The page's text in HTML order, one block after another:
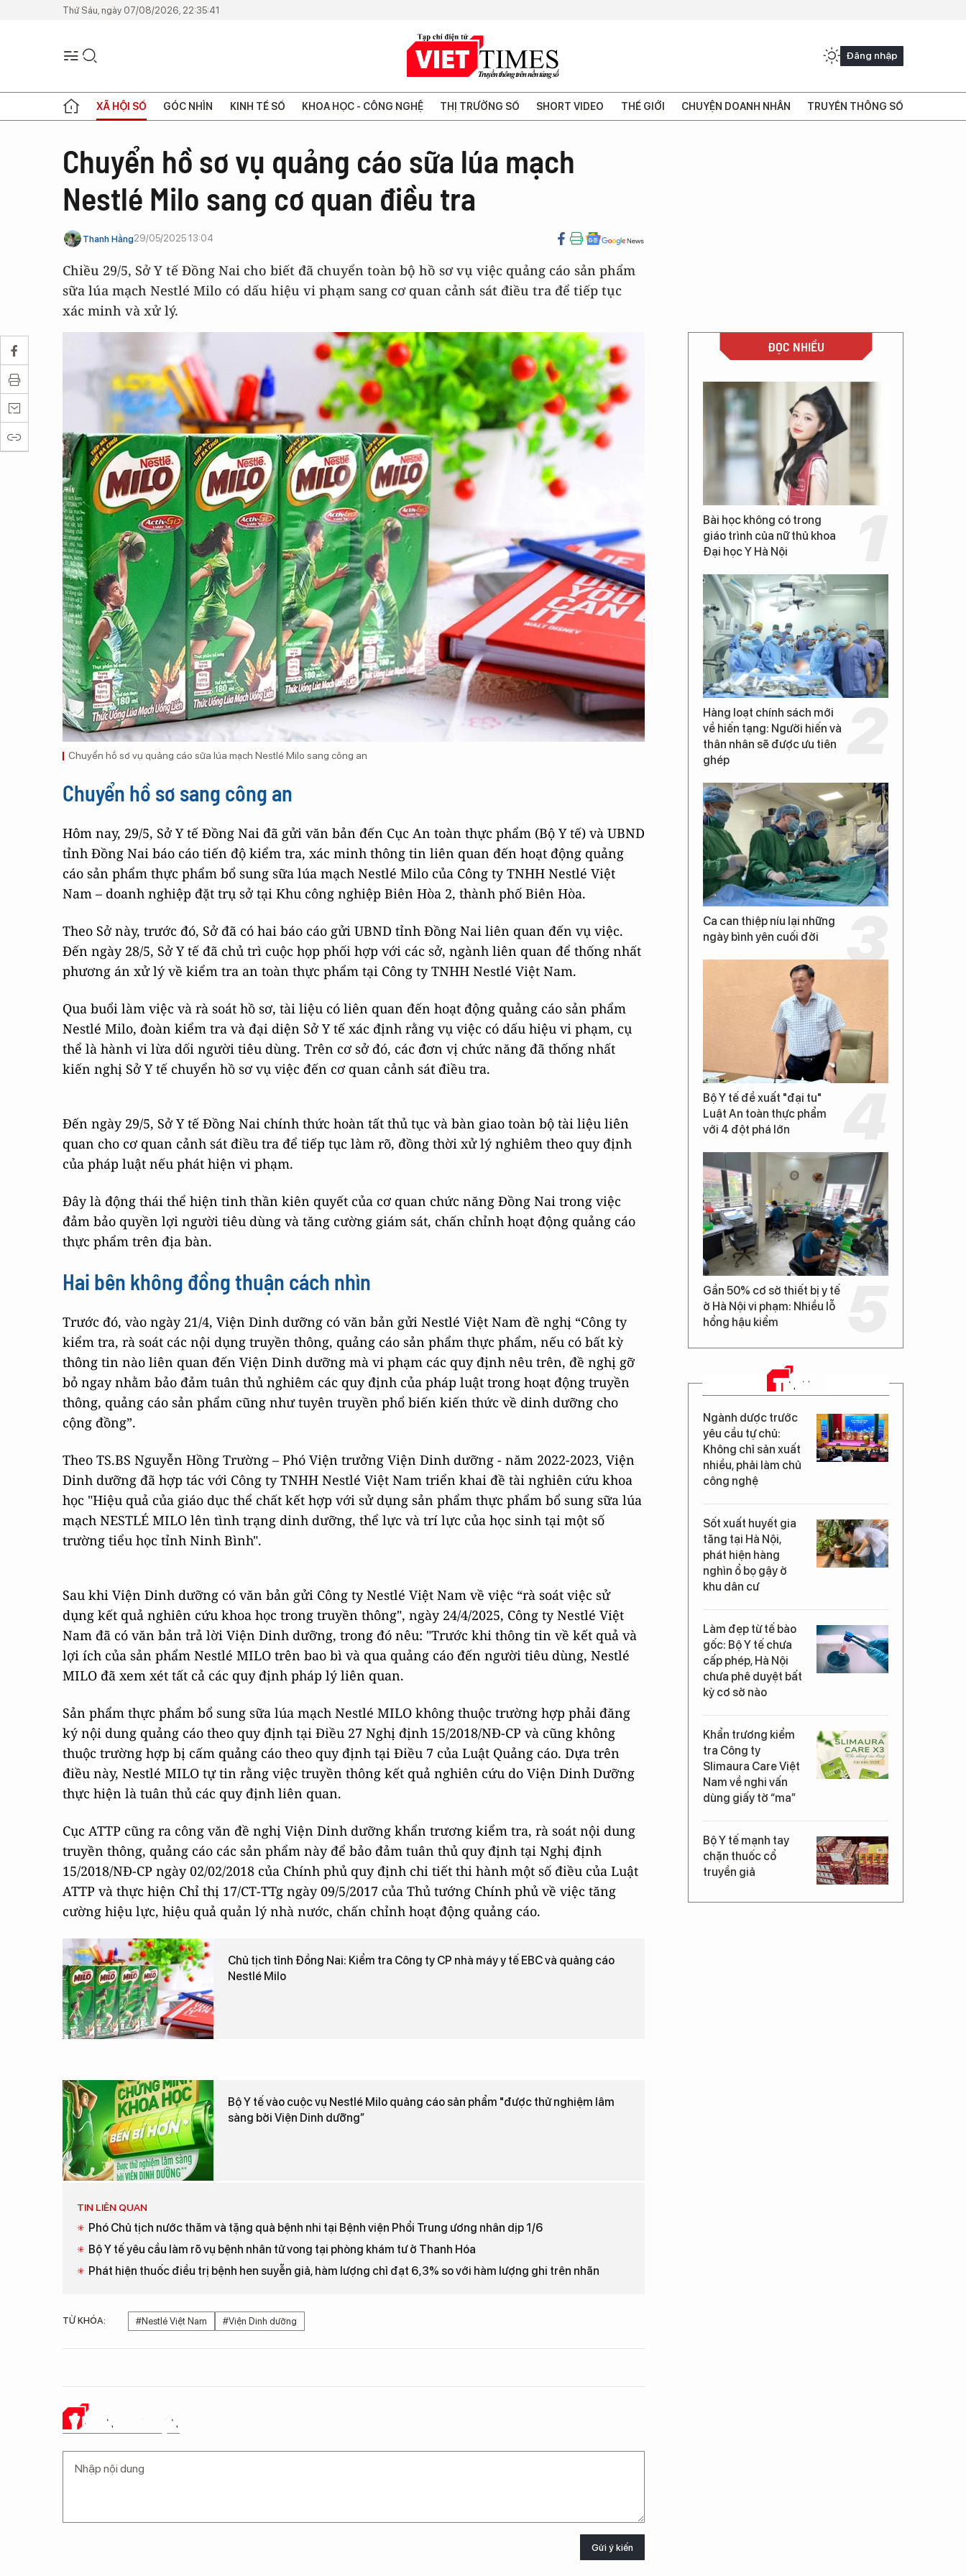
Thứ Sáu, ngày 07/08/2026, 22:35:41
Đăng nhập
XÃ HỘI SỐ GÓC NHÌN KINH TẾ SỐ KHOA HỌC - CÔNG NGHỆ THỊ TRƯỜNG SỐ SHORT VIDEO THẾ GIỚI CHUYỆN DOANH NHÂN TRUYỀN THÔNG SỐ
Chuyển hồ sơ vụ quảng cáo sữa lúa mạch
Nestlé Milo sang cơ quan điều tra
Thanh Hằng29/05/2025 13:04
Chiều 29/5, Sở Y tế Đồng Nai cho biết đã chuyển toàn bộ hồ sơ vụ việc quảng cáo sản phẩm
sữa lúa mạch Nestlé Milo có dấu hiệu vi phạm sang cơ quan cảnh sát điều tra để tiếp tục
xác minh và xử lý.
Chuyển hồ sơ vụ quảng cáo sữa lúa mạch Nestlé Milo sang công an
Chuyển hồ sơ sang công an
Hôm nay, 29/5, Sở Y tế Đồng Nai đã gửi văn bản đến Cục An toàn thực phẩm (Bộ Y tế) và UBND
tỉnh Đồng Nai báo cáo tiến độ kiểm tra, xác minh thông tin liên quan đến hoạt động quảng
cáo sản phẩm thực phẩm bổ sung sữa lúa mạch Nestlé Milo của Công ty TNHH Nestlé Việt
Nam – doanh nghiệp đặt trụ sở tại Khu công nghiệp Biên Hòa 2, thành phố Biên Hòa.
Theo Sở này, trước đó, Sở đã có hai báo cáo gửi UBND tỉnh Đồng Nai liên quan đến vụ việc.
Đến ngày 28/5, Sở Y tế đã chủ trì cuộc họp phối hợp với các sở, ngành liên quan để thống nhất
phương án xử lý về kiểm tra an toàn thực phẩm tại Công ty TNHH Nestlé Việt Nam.
Qua buổi làm việc và rà soát hồ sơ, tài liệu có liên quan đến hoạt động quảng cáo sản phẩm
Nestlé Milo, đoàn kiểm tra và đại diện Sở Y tế xác định rằng vụ việc có dấu hiệu vi phạm, cụ
thể là hành vi lừa dối người tiêu dùng. Trên cơ sở đó, các đơn vị chức năng đã thống nhất
kiến nghị Sở Y tế chuyển hồ sơ vụ việc đến cơ quan cảnh sát điều tra.
Đến ngày 29/5, Sở Y tế Đồng Nai chính thức hoàn tất thủ tục và bàn giao toàn bộ tài liệu liên
quan cho cơ quan cảnh sát điều tra để tiếp tục làm rõ, đồng thời xử lý nghiêm theo quy định
của pháp luật nếu phát hiện vi phạm.
Đây là động thái thể hiện tinh thần kiên quyết của cơ quan chức năng Đồng Nai trong việc
đảm bảo quyền lợi người tiêu dùng và tăng cường giám sát, chấn chỉnh hoạt động quảng cáo
thực phẩm trên địa bàn.
Hai bên không đồng thuận cách nhìn
Trước đó, vào ngày 21/4, Viện Dinh dưỡng có văn bản gửi Nestlé Việt Nam đề nghị “Công ty
kiểm tra, rà soát các nội dụng truyền thông, quảng cáo sản phẩm thực phẩm, nếu có bất kỳ
thông tin nào liên quan đến Viện Dinh dưỡng mà vi phạm các quy định nêu trên, đề nghị gỡ
bỏ ngay nhằm bảo đảm tuân thủ nghiêm các quy định của pháp luật trong hoạt động truyền
thông, quảng cáo sản phẩm cũng như tuyên truyền phổ biến kiến thức về dinh dưỡng cho
cộng đồng”.
Theo TS.BS Nguyễn Hồng Trường – Phó Viện trưởng Viện Dinh dưỡng - năm 2022-2023, Viện
Dinh dưỡng đã hợp tác với Công ty TNHH Nestlé Việt Nam triển khai đề tài nghiên cứu khoa
học "Hiệu quả của giáo dục thể chất kết hợp với sử dụng sản phẩm thực phẩm bổ sung sữa lúa
mạch NESTLÉ MILO lên tình trạng dinh dưỡng, thể lực và trí lực của học sinh tại một số
trường tiểu học tỉnh Ninh Bình".
Sau khi Viện Dinh dưỡng có văn bản gửi Công ty Nestlé Việt Nam về việc “rà soát việc sử
dụng kết quả nghiên cứu khoa học trong truyền thông", ngày 24/4/2025, Công ty Nestlé Việt
Nam đã có văn bản trả lời Viện Dinh dưỡng, trong đó nêu: "Trước khi thông tin về kết quả và
lợi ích của sản phẩm Nestlé MILO trên bao bì và qua quảng cáo đến người tiêu dùng, Nestlé
MILO đã xem xét tất cả các quy định pháp lý liên quan.
Sản phẩm thực phẩm bổ sung sữa lúa mạch Nestlé MILO không thuộc trường hợp phải đăng
ký nội dung quảng cáo theo quy định tại Điều 27 Nghị định 15/2018/NĐ-CP và cũng không
thuộc trường hợp bị cấm quảng cáo theo quy định tại Điều 7 của Luật Quảng cáo. Dựa trên
điều này, Nestlé MILO tự tin rằng việc truyền thông kết quả nghiên cứu do Viện Dinh Dưỡng
thực hiện là tuân thủ các quy định liên quan.
Cục ATTP cũng ra công văn đề nghị Viện Dinh dưỡng khẩn trương kiểm tra, rà soát nội dung
truyền thông, quảng cáo các sản phẩm này để bảo đảm tuân thủ quy định tại Nghị định
15/2018/NĐ-CP ngày 02/02/2018 của Chính phủ quy định chi tiết thi hành một số điều của Luật
ATTP và thực hiện Chỉ thị 17/CT-TTg ngày 09/5/2017 của Thủ tướng Chính phủ về việc tăng
cường hiệu lực, hiệu quả quản lý nhà nước, chấn chỉnh hoạt động quảng cáo.
Chủ tịch tỉnh Đồng Nai: Kiểm tra Công ty CP nhà máy y tế EBC và quảng cáo
Nestlé Milo
Bộ Y tế vào cuộc vụ Nestlé Milo quảng cáo sản phẩm "được thử nghiệm lâm
sàng bởi Viện Dinh dưỡng”
TIN LIÊN QUAN
Phó Chủ tịch nước thăm và tặng quà bệnh nhi tại Bệnh viện Phổi Trung ương nhân dịp 1/6
Bộ Y tế yêu cầu làm rõ vụ bệnh nhân tử vong tại phòng khám tư ở Thanh Hóa
Phát hiện thuốc điều trị bệnh hen suyễn giả, hàm lượng chỉ đạt 6,3% so với hàm lượng ghi trên nhãn
TỪ KHÓA: #Nestlé Việt Nam #Viện Dinh dưỡng
Ý KIẾN CỦA BẠN
Gửi ý kiến
ĐỌC NHIỀU
Bài học không có trong
giáo trình của nữ thủ khoa
Đại học Y Hà Nội
Hàng loạt chính sách mới
về hiến tạng: Người hiến và
thân nhân sẽ được ưu tiên
ghép
Ca can thiệp níu lại những
ngày bình yên cuối đời
Bộ Y tế đề xuất "đại tu"
Luật An toàn thực phẩm
với 4 đột phá lớn
Gần 50% cơ sở thiết bị y tế
ở Hà Nội vi phạm: Nhiều lỗ
hổng hậu kiểm
TIN MỚI
Ngành dược trước
yêu cầu tự chủ:
Không chỉ sản xuất
nhiều, phải làm chủ
công nghệ
Sốt xuất huyết gia
tăng tại Hà Nội,
phát hiện hàng
nghìn ổ bọ gậy ở
khu dân cư
Làm đẹp từ tế bào
gốc: Bộ Y tế chưa
cấp phép, Hà Nội
chưa phê duyệt bất
kỳ cơ sở nào
Khẩn trương kiểm
tra Công ty
Slimaura Care Việt
Nam về nghi vấn
dùng giấy tờ “ma”
Bộ Y tế mạnh tay
chặn thuốc cổ
truyền giả